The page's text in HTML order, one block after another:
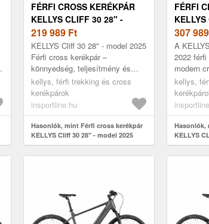
FÉRFI CROSS KERÉKPÁR
KELLYS CLIFF 30 28" -
MODEL 2025
219 989 Ft
KELLYS Cliff 30 28" - model 2025
Férfi cross kerékpár –
könnyedség, teljesítmény és
kényelem egyben! A KELLYS
Crosslite 6061 ötvözetű
alumínium váz...
kellys, férfi trekking és cross
kerékpárok
insportline.hu
Hasonlók, mint Férfi cross kerékpár
KELLYS Cliff 30 28" - model 2025
FÉRFI
MODELL
307 989
A
2022
modern
tartozik,
Crosslite
a...
kellys,
Hasonlók,
KELLYS